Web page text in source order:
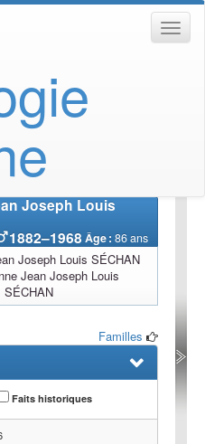
Joseph Louis
1882–1968 Âge : 86 ans
Joseph Louis SÉCHAN
Jean Joseph Louis
SÉCHAN
Familles
Faits historiques